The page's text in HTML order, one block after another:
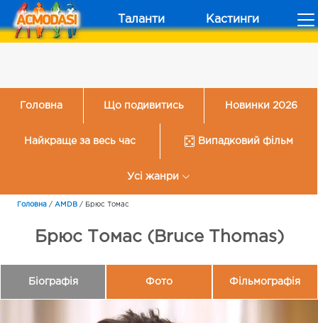
Таланти Кастинги
Головна Що подивитись Новинки 2026
Найкраще за весь час Випадковий фільм
Усі жанри
Головна / AMDB / Брюс Томас
Брюс Томас (Bruce Thomas)
Біографія Фото Фільмографія